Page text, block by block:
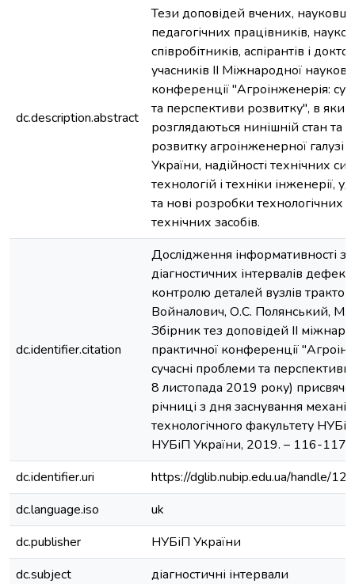
dc.description.abstract
Тези доповідей вчених,
педагогічних працівників,
співробітників, аспірантів і
учасників ІІ Міжнародної
конференції "Агроінженерія:
та перспективи розвитку", в яких
розглядаються нинішній стан та
розвитку агроінженерної галузі
України, надійності технічних
технологій і техніки інженерії,
та нові розробки технологічних
технічних засобів.
dc.identifier.citation
Дослідження інформативності
діагностичних інтервалів
контролю деталей вузлів
Войналович, О.С. Полянський,
Збірник тез доповідей ІІ
практичної конференції
сучасні проблеми та
8 листопада 2019 року)
річниці з дня заснування
технологічного факультету
НУБіП України, 2019. – 116-117
dc.identifier.uri
https://dglib.nubip.edu.ua/handle/
dc.language.iso
uk
dc.publisher
НУБіП України
dc.subject
діагностичні інтервали